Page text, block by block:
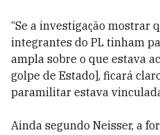
“Se a investigação mostrar
integrantes do PL tinham
ampla sobre o que estava
golpe de Estado], ficará
paramilitar estava
Ainda segundo Neisser, a